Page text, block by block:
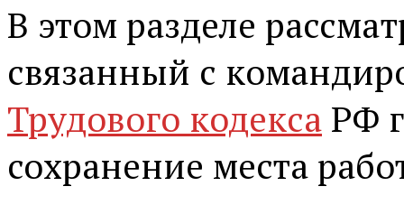
В этом разделе
связанный с
Трудового кодекса РФ
сохранение места